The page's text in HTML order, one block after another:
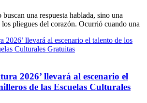
una respuesta hablada, sino una
pliegues del corazón. Ocurrió cuando una
2026’ llevará al escenario el
de las Escuelas Culturales